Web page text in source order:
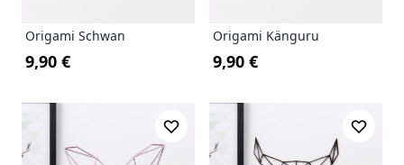
Origami Schwan
9,90 €
Origami Känguru
9,90 €